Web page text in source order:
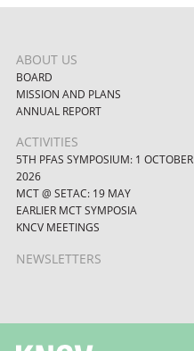
ABOUT US
BOARD
MISSION AND PLANS
ANNUAL REPORT
ACTIVITIES
5TH PFAS SYMPOSIUM: 1 OCTOBER
2026
MCT @ SETAC: 19 MAY
EARLIER MCT SYMPOSIA
KNCV MEETINGS
NEWSLETTERS